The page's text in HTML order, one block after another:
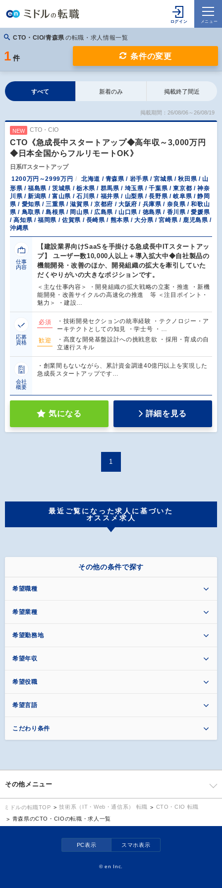
CTO・CIO/青森県 の転職・求人情報一覧
1 件 条件の変更
すべて 新着のみ 掲載終了間近
掲載期間：26/08/06～26/08/19
NEW CTO・CIO
CTO《急成長中スタートアップ◆高年収～3,000万円
◆日本全国からフルリモートOK》
日系ITスタートアップ
1200万円～2999万円
北海道 / 青森県 / 岩手県 / 宮城県 / 秋田県 / 山
形県 / 福島県 / 茨城県 / 栃木県 / 群馬県 / 埼玉県 / 千葉県 / 東京都 / 神奈
川県 / 新潟県 / 富山県 / 石川県 / 福井県 / 山梨県 / 長野県 / 岐阜県 / 静岡
県 / 愛知県 / 三重県 / 滋賀県 / 京都府 / 大阪府 / 兵庫県 / 奈良県 / 和歌山
県 / 鳥取県 / 島根県 / 岡山県 / 広島県 / 山口県 / 徳島県 / 香川県 / 愛媛県
/ 高知県 / 福岡県 / 佐賀県 / 長崎県 / 熊本県 / 大分県 / 宮崎県 / 鹿児島県 /
沖縄県
仕事
内容
【建設業界向けSaaSを手掛ける急成長中ITスタートアッ
プ】 ユーザー数10,000人以上＋導入拡大中◆自社製品の
機能開発・改善のほか、開発組織の拡大を牽引していた
だくやりがいの大きなポジションです。
＜主な仕事内容＞ ・開発組織の拡大戦略の立案・推進 ・新機
能開発・改善サイクルの高速化の推進 等 ＜注目ポイント・
魅力＞ ・建設…
応募
資格
必須
・技術開発セクションの統率経験 ・テクノロジー・ア
ーキテクトとしての知見 ・学士号 ・…
歓迎
・高度な開発基盤設計への挑戦意欲 ・採用・育成の自
立遂行スキル
会社
概要
・創業間もないながら、累計資金調達40億円以上を実現した
急成長スタートアップです…
気になる 詳細を見る
1
最近ご覧になった求人に基づいた
オススメ求人
その他の条件で探す
希望職種
希望業種
希望勤務地
希望年収
希望役職
希望言語
こだわり条件
その他メニュー
ミドルの転職TOP 技術系（IT・Web・通信系） 転職
CTO・CIO 転職
青森県のCTO・CIOの転職・求人一覧
PC表示 スマホ表示
©en Inc.